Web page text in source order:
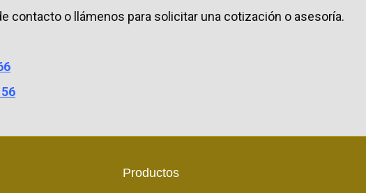
contacto o llámenos para solicitar una cotización o asesoría.
Productos